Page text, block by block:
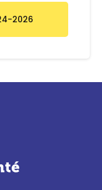
2026